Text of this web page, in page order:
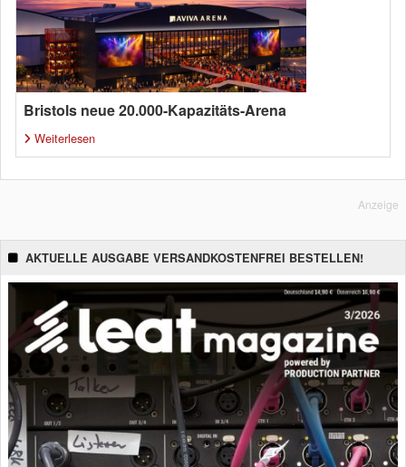
Bristols neue 20.000-Kapazitäts-Arena
Weiterlesen
Anzeige
AKTUELLE AUSGABE VERSANDKOSTENFREI BESTELLEN!